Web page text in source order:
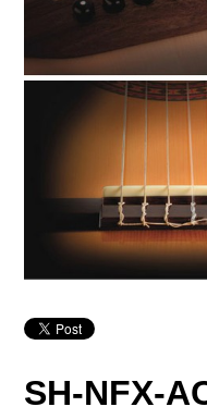
SH-NFX-